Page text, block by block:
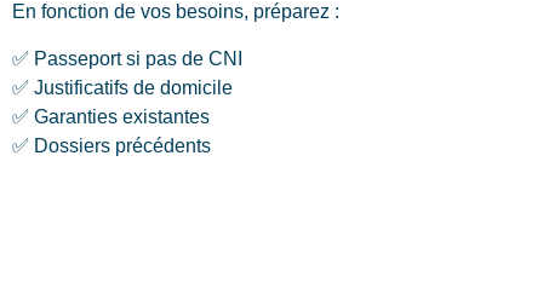
En fonction de vos besoins, préparez :
✅ Passeport si pas de CNI
✅ Justificatifs de domicile
✅ Garanties existantes
✅ Dossiers précédents